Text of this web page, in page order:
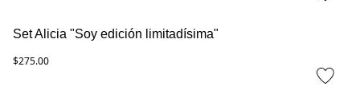
Set Alicia "Soy edición limitadísima"
$275.00